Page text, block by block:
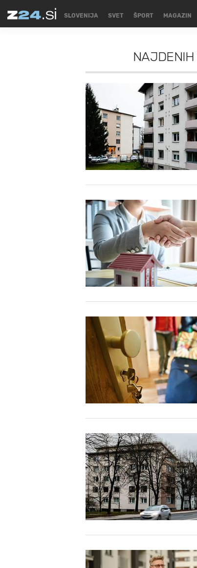
SLOVENIJA SVET ŠPORT MAGAZIN
NAJDENIH